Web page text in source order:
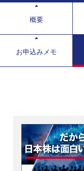
概要
お申込みメモ